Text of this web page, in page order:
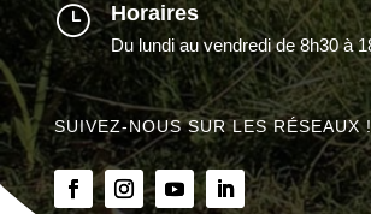
} Horaires
Du lundi au vendredi de 8h30 à
SUIVEZ-NOUS SUR LES RÉSEAUX !